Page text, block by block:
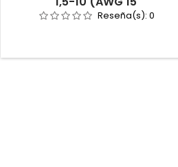
Reseña(s): 0